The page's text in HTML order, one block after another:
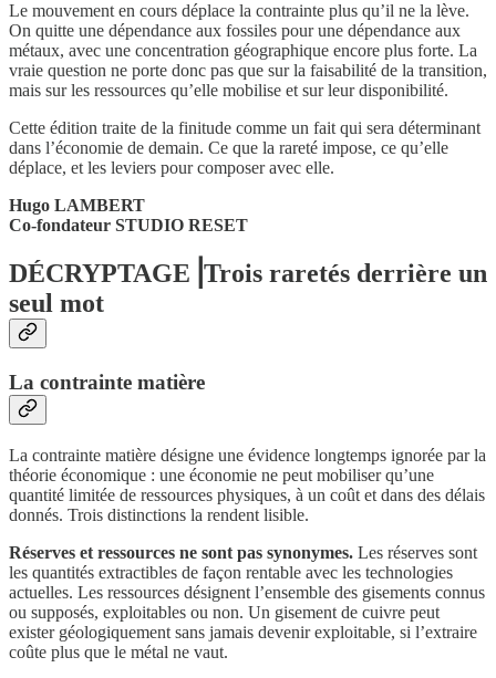
Le mouvement en cours déplace la contrainte plus qu’il ne la lève.
On quitte une dépendance aux fossiles pour une dépendance aux
métaux, avec une concentration géographique encore plus forte. La
vraie question ne porte donc pas que sur la faisabilité de la transition,
mais sur les ressources qu’elle mobilise et sur leur disponibilité.
Cette édition traite de la finitude comme un fait qui sera déterminant
dans l’économie de demain. Ce que la rareté impose, ce qu’elle
déplace, et les leviers pour composer avec elle.
Hugo LAMBERT
Co-fondateur STUDIO RESET
DÉCRYPTAGE⎟Trois raretés derrière un
seul mot
La contrainte matière
La contrainte matière désigne une évidence longtemps ignorée par la
théorie économique : une économie ne peut mobiliser qu’une
quantité limitée de ressources physiques, à un coût et dans des délais
donnés. Trois distinctions la rendent lisible.
Réserves et ressources ne sont pas synonymes. Les réserves sont
les quantités extractibles de façon rentable avec les technologies
actuelles. Les ressources désignent l’ensemble des gisements connus
ou supposés, exploitables ou non. Un gisement de cuivre peut
exister géologiquement sans jamais devenir exploitable, si l’extraire
coûte plus que le métal ne vaut.